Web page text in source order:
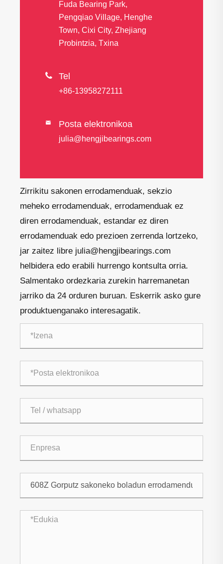
Fuda Bearing Park,
Pengqiao Village, Henghe
Town, Cixi City, Zhejiang
Probintzia, Txina
 Tel
+86-13958272111
 Posta elektronikoa
julia@hengjibearings.com
Zirrikitu sakonen errodamenduak, sekzio
meheko errodamenduak, errodamenduak ez
diren errodamenduak, estandar ez diren
errodamenduak edo prezioen zerrenda lortzeko,
jar zaitez libre julia@hengjibearings.com
helbidera edo erabili hurrengo kontsulta orria.
Salmentako ordezkaria zurekin harremanetan
jarriko da 24 orduren buruan. Eskerrik asko gure
produktuenganako interesagatik.